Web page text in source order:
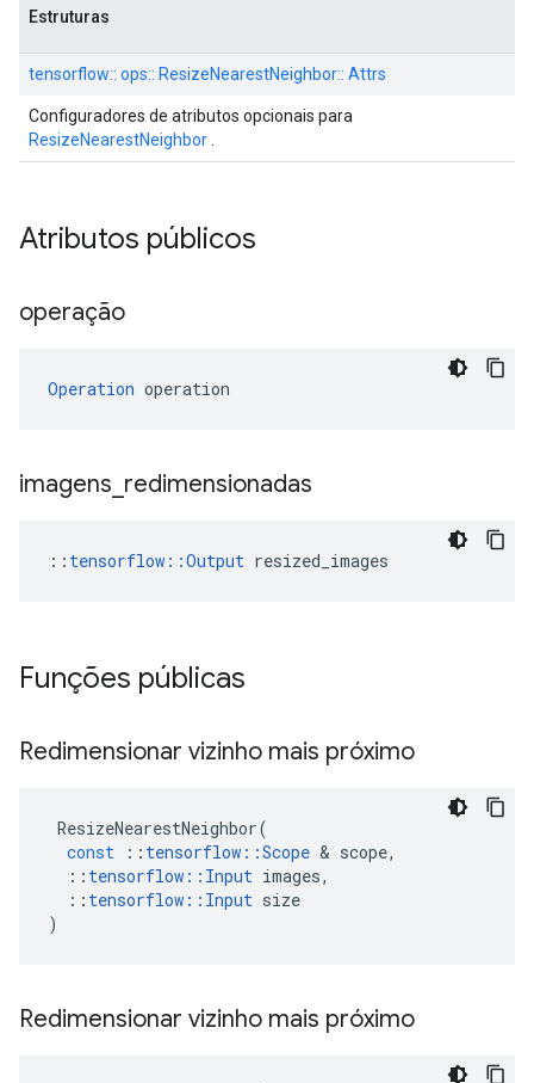
Estruturas
tensorflow:: ops:: ResizeNearestNeighbor:: Attrs
Configuradores de atributos opcionais para
ResizeNearestNeighbor
Atributos públicos
operação
Operation operation
imagens redimensionadas
:: tensorflow::Output resized_images
Funções públicas
Redimensionar vizinho mais próximo
ResizeNearestNeighbor(
const
:: tensorflow ::Scope & scope,
:: tensorflow :: Input images,
:: tensorflow :: Input size
)
Redimensionar vizinho mais próximo